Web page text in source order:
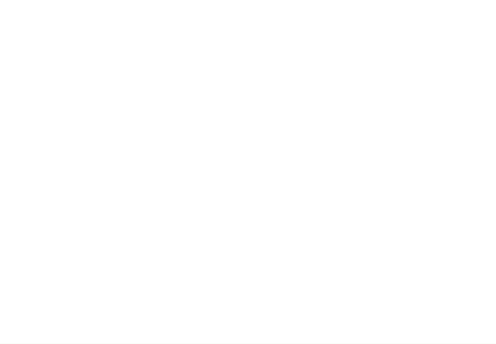
от аденомы простаты, импотенции
употребить тыквенное масло в